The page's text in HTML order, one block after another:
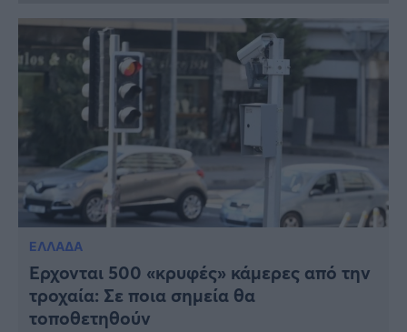
ΕΛΛΑΔΑ
Έρχονται 500 «κρυφές» κάμερες από την
τροχαία: Σε ποια σημεία θα
τοποθετηθούν